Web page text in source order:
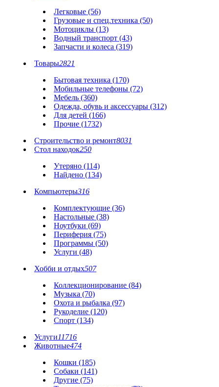
Легковые (56)
Грузовые и спец.техника (50)
Мотоциклы (13)
Водный транспорт (43)
Запчасти и колеса (319)
Товары2821
Бытовая техника (170)
Мобильные телефоны (72)
Мебель (360)
Одежда, обувь и аксессуары (312)
Для детей (166)
Прочие (1732)
Строительство и ремонт8031
Стол находок250
Утеряно (114)
Найдено (134)
Компьютеры316
Комплектующие (36)
Настольные (38)
Ноутбуки (69)
Периферия (75)
Программы (50)
Услуги (48)
Хобби и отдых507
Коллекционирование (84)
Музыка (70)
Охота и рыбалка (97)
Рукоделие (120)
Спорт (134)
Услуги11716
Животные474
Кошки (185)
Собаки (141)
Другие (75)